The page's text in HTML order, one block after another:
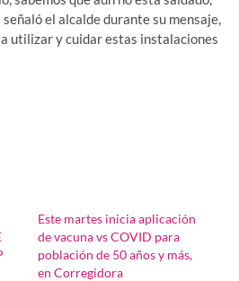
señaló el alcalde durante su mensaje,
utilizar y cuidar estas instalaciones
Este martes inicia aplicación
de vacuna vs COVID para
población de 50 años y más,
en Corregidora